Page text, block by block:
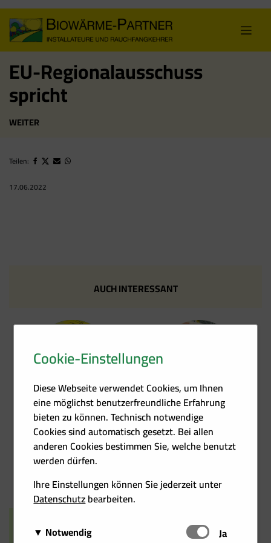
content
EU-Regionalausschuss
spricht
WEITER
Teilen:
17.06.2022
Heizkosten­rechner
AUCH INTERESSANT
Cookie-Einstellungen
Diese Webseite verwendet Cookies, um Ihnen
eine möglichst benutzerfreundliche Erfahrung
bieten zu können. Technisch notwendige
Cookies sind automatisch gesetzt. Bei allen
anderen Cookies bestimmen Sie, welche benutzt
werden dürfen.
Ihre Einstellungen können Sie jederzeit unter
Datenschutzbearbeiten.
Notwendig
Schalten
Ja